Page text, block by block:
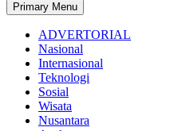
Primary Menu
ADVERTORIAL
Nasional
Internasional
Teknologi
Sosial
Wisata
Nusantara